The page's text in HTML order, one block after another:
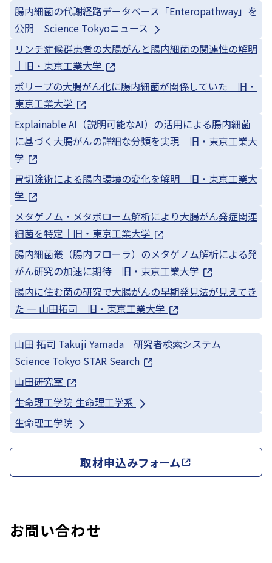
腸内細菌の代謝経路データベース「Enteropathway」を
公開｜Science Tokyoニュース
リンチ症候群患者の大腸がんと腸内細菌の関連性の解明
｜旧・東京工業大学
ポリープの大腸がん化に腸内細菌が関係していた｜旧・
東京工業大学
Explainable AI（説明可能なAI）の活用による腸内細菌
に基づく大腸がんの詳細な分類を実現｜旧・東京工業大
学
胃切除術による腸内環境の変化を解明｜旧・東京工業大
学
メタゲノム・メタボローム解析により大腸がん発症関連
細菌を特定｜旧・東京工業大学
腸内細菌叢（腸内フローラ）のメタゲノム解析による発
がん研究の加速に期待｜旧・東京工業大学
腸内に住む菌の研究で大腸がんの早期発見法が見えてき
た ― 山田拓司｜旧・東京工業大学
山田 拓司 Takuji Yamada｜研究者検索システム
Science Tokyo STAR Search
山田研究室
生命理工学院 生命理工学系
生命理工学院
取材申込みフォーム
お問い合わせ